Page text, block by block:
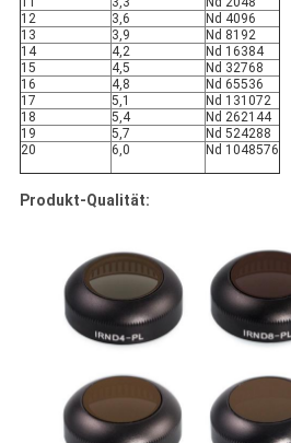
12
3,6
Nd 4096
13
3,9
Nd 8192
14
4,2
Nd 16384
15
4,5
Nd 32768
16
4,8
Nd 65536
17
5,1
Nd 131072
18
5,4
Nd 262144
19
5,7
Nd 524288
20
6,0 Nd 1048576
Produkt-Qualität: